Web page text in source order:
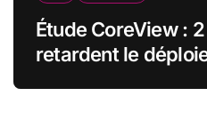
Étude CoreView :
retardent le